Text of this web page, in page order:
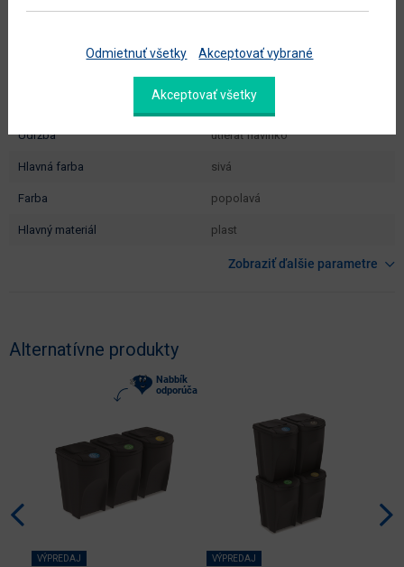
objem v zabalenom stave interný 0.0201 m3
jednoduchá
údržba utierať navlhko
hlavná farba sivá
farba popolavá
hlavný materiál plast
Zobraziť ďalšie parametre
Alternatívne produkty
Nabbík
odporúča
VÝPREDAJ VÝPREDAJ
Odmietnuť všetky Akceptovať vybrané
Akceptovať všetky